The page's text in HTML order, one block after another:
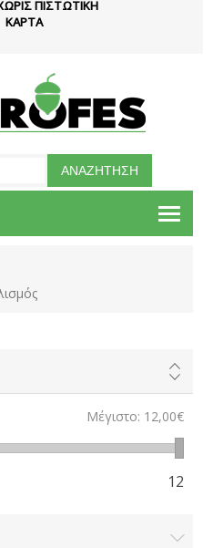
ΠΙΣΤΩΤΙΚΗ
ΚΑΡΤΑ
Μέγιστο: 12,00€
12